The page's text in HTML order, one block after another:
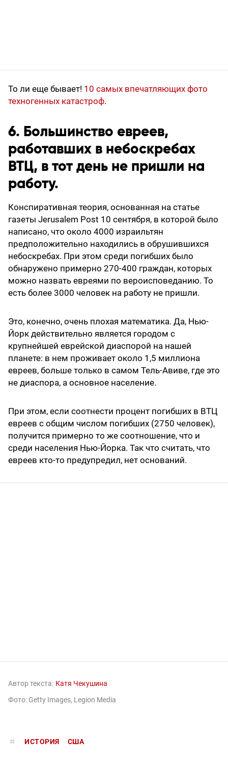
То ли еще бывает! 10 самых впечатляющих фото
техногенных катастроф.
6. Большинство евреев,
работавших в небоскребах
ВТЦ, в тот день не пришли на
работу.
Конспиративная теория, основанная на статье
газеты Jerusalem Post 10 сентября, в которой было
написано, что около 4000 израильтян
предположительно находились в обрушившихся
небоскребах. При этом среди погибших было
обнаружено примерно 270-400 граждан, которых
можно назвать евреями по вероисповеданию. То
есть более 3000 человек на работу не пришли.
Это, конечно, очень плохая математика. Да, Нью-
Йорк действительно является городом с
крупнейшей еврейской диаспорой на нашей
планете: в нем проживает около 1,5 миллиона
евреев, больше только в самом Тель-Авиве, где это
не диаспора, а основное население.
При этом, если соотнести процент погибших в ВТЦ
евреев с общим числом погибших (2750 человек),
получится примерно то же соотношение, что и
среди населения Нью-Йорка. Так что считать, что
евреев кто-то предупредил, нет оснований.
Автор текста: Катя Чекушина
Фото: Getty Images, Legion Media
ИСТОРИЯ США